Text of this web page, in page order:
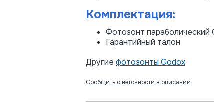
Комплектация:
Фотозонт
Гарантийный талон
Другие фотозонты Godox
Сообщить о неточности в описании